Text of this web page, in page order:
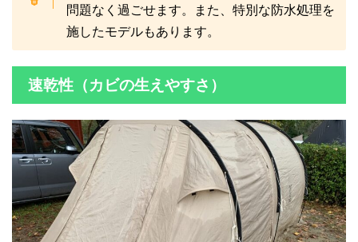
問題なく過ごせます。また、特別な防水処理を
施したモデルもあります。
速乾性（カビの生えやすさ）